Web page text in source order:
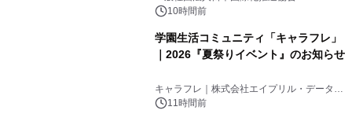
10時間前
学園生活コミュニティ「キャラフレ」
｜2026『夏祭りイベント』のお知らせ
キャラフレ｜株式会社エイプリル・データ・
デザインズ
11時間前